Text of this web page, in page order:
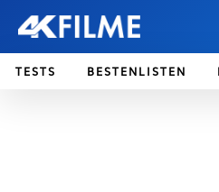
TESTS BESTENLISTEN